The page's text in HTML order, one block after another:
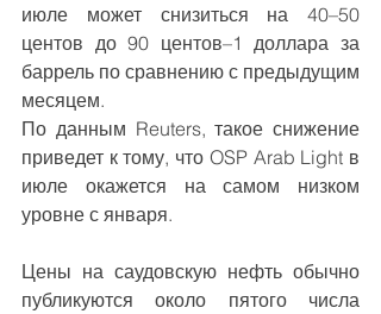
июле может снизиться на 40–50
центов до 90 центов–1 доллара за
баррель по сравнению с предыдущим
месяцем.
По данным Reuters, такое снижение
приведет к тому, что OSP Arab Light в
июле окажется на самом низком
уровне с января.
Цены на саудовскую нефть обычно
публикуются около пятого числа